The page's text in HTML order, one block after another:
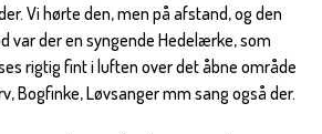
Vi hørte den, men på afstand, og den
var der en syngende Hedelærke, som
rigtig fint i luften over det åbne område
Bogfinke, Løvsanger mm sang også der.